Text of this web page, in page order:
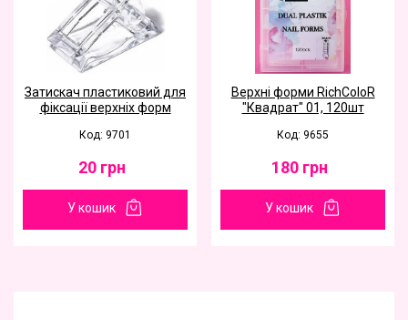
Затискач пластиковий для
фіксації верхніх форм
Код: 9701
20 грн
У кошик
Верхні форми RichColoR
"Квадрат" 01, 120шт
Код: 9655
180 грн
У кошик